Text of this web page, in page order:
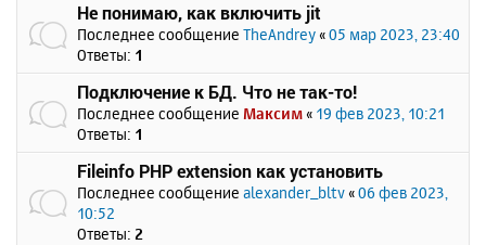
Не понимаю, как включить jit
Последнее сообщение TheAndrey «05 мар 2023, 23:40
Ответы: 1
Подключение к БД. Что не так-то!
Последнее сообщение Максим « 19 фев 2023, 10:21
Ответы: 1
Fileinfo PHP extension как установить
Последнее сообщение alexander_bltv «06 фев 2023,
10:52
Ответы: 2